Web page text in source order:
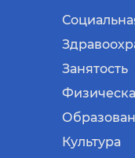
Занятость
Культура